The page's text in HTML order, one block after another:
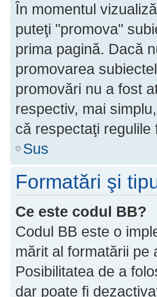
În momentul
puteţi "promova"
prima pagină. Dacă
promovarea
promovări nu a fost
respectiv, mai
că respectaţi
Sus
Formatări şi
Ce este codul BB?
Codul BB este o
mărit al formatării pe
Posibilitatea de a
dar poate fi